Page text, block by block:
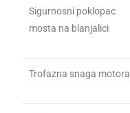
Sigurnosni poklopac
mosta na blanjalici
Trofazna snaga motora